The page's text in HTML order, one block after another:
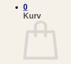
0
Kurv